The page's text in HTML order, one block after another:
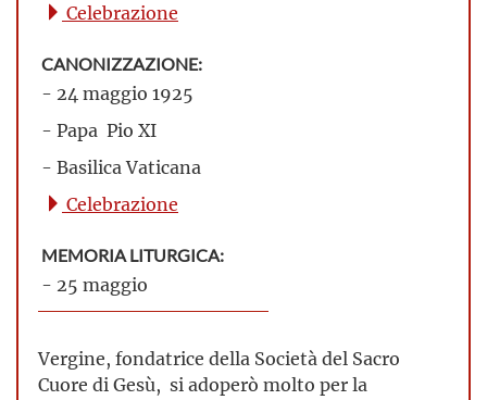
Celebrazione
CANONIZZAZIONE:
- 24 maggio 1925
- Papa Pio XI
- Basilica Vaticana
Celebrazione
MEMORIA LITURGICA:
- 25 maggio
Vergine, fondatrice della Società del Sacro
Cuore di Gesù, si adoperò molto per la